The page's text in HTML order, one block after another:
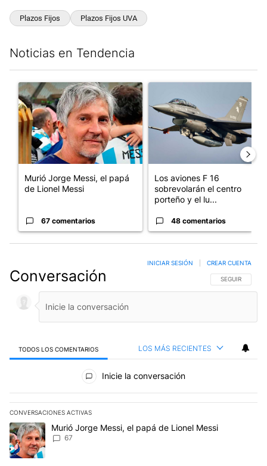
Plazos Fijos Plazos Fijos UVA
Noticias en Tendencia
Un artículo de tendencia con el título "Murió Jorge Messi, el
Murió Jorge Messi, el papá
de Lionel Messi
67 comentarios
Los aviones F 16
sobrevolarán el centro
porteño y el lu...
48 comentarios
Conversación SIGA ESTA
SEGUIR
INICIAR SESIÓN CREAR CUENTA
TODOS LOS COMENTARIOS LOS MÁS RECIENTES
Todos los comentarios
Inicie la conversación
CONVERSACIONES ACTIVAS
Este listado muestra los artículos con más comentarios en los
Un artículo de tendencia con el título "Murió Jorge Messi, el
Murió Jorge Messi, el papá de Lionel Messi
67